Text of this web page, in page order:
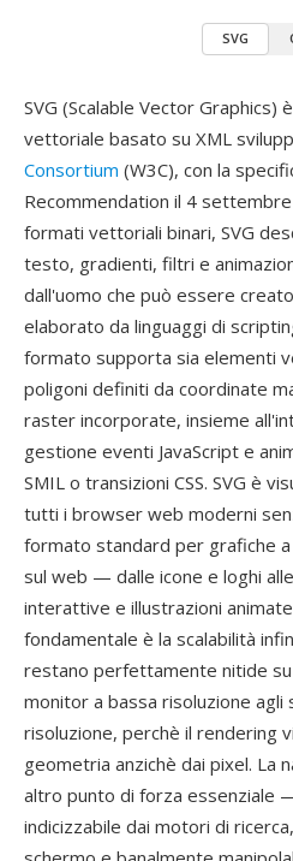
SVG
SVG (Scalable Vector Graphics)
vettoriale basato su XML
Consortium (W3C), con la
Recommendation il 4
formati vettoriali binari, SVG
testo, gradienti, filtri e
dall'uomo che può essere
elaborato da linguaggi di
formato supporta sia elementi
poligoni definiti da coordinate
raster incorporate, insieme
gestione eventi JavaScript e
SMIL o transizioni CSS. SVG è
tutti i browser web moderni
formato standard per grafiche
sul web — dalle icone e loghi
interattive e illustrazioni
fondamentale è la scalabilità
restano perfettamente nitide su
monitor a bassa risoluzione agli
risoluzione, perchè il rendering
geometria anzichè dai pixel. La
altro punto di forza essenziale
indicizzabile dai motori di